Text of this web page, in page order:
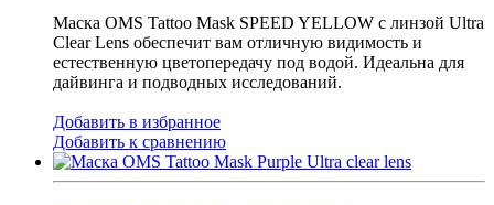
Маска OMS Tattoo Mask SPEED YELLOW с линзой Ultra
Clear Lens обеспечит вам отличную видимость и
естественную цветопередачу под водой. Идеальна для
дайвинга и подводных исследований.
Добавить в избранное
Добавить к сравнению